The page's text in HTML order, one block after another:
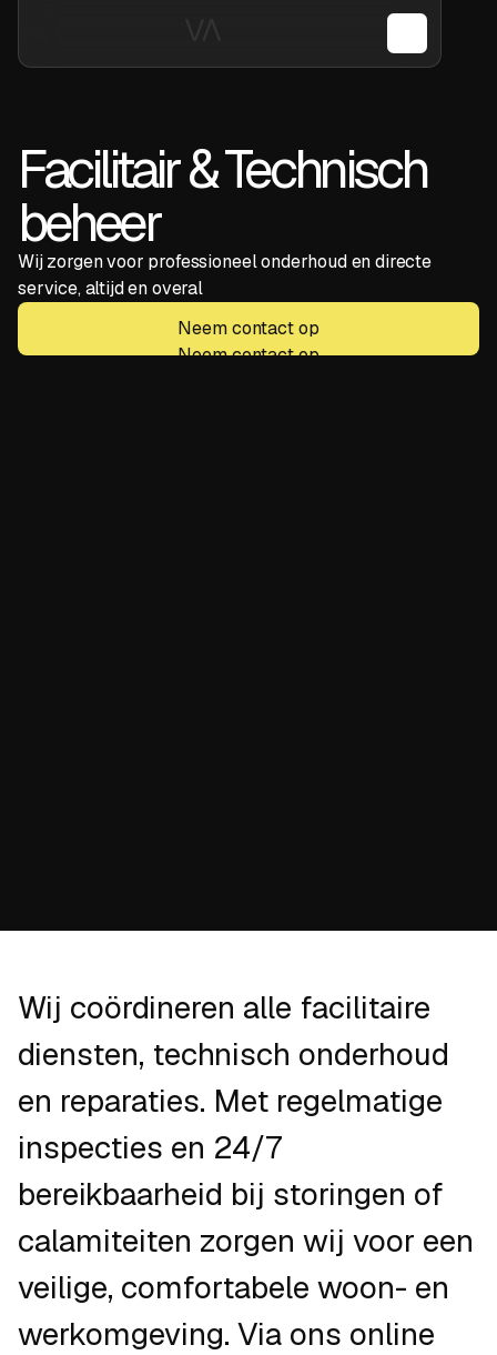
Facilitair & Technisch
beheer
Wij zorgen voor professioneel onderhoud en directe
service, altijd en overal
Neem contact op
Neem contact op
Wij coördineren alle facilitaire
diensten, technisch onderhoud
en reparaties. Met regelmatige
inspecties en 24/7
bereikbaarheid bij storingen of
calamiteiten zorgen wij voor een
veilige, comfortabele woon- en
werkomgeving. Via ons online